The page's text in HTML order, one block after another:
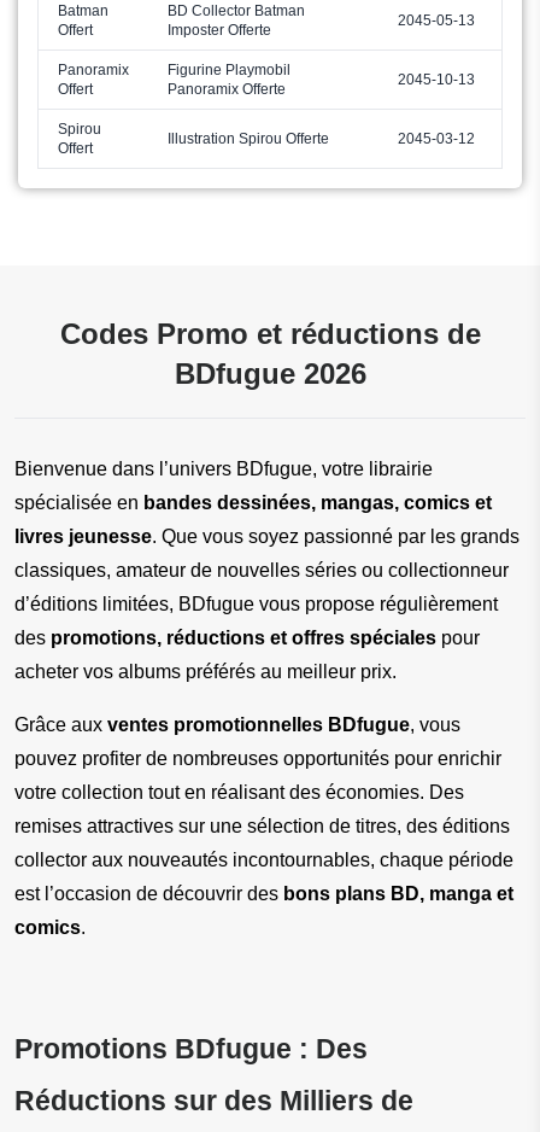
Batman
Offert
BD Collector Batman
Imposter Offerte
2045-05-13
Panoramix
Offert
Figurine Playmobil
Panoramix Offerte
2045-10-13
Spirou
Offert
Illustration Spirou Offerte 2045-03-12
Codes Promo et réductions de
BDfugue 2026
Bienvenue dans l’univers BDfugue, votre librairie
spécialisée en bandes dessinées, mangas, comics et
livres jeunesse. Que vous soyez passionné par les grands
classiques, amateur de nouvelles séries ou collectionneur
d’éditions limitées, BDfugue vous propose régulièrement
des promotions, réductions et offres spéciales pour
acheter vos albums préférés au meilleur prix.
Grâce aux ventes promotionnelles BDfugue, vous
pouvez profiter de nombreuses opportunités pour enrichir
votre collection tout en réalisant des économies. Des
remises attractives sur une sélection de titres, des éditions
collector aux nouveautés incontournables, chaque période
est l’occasion de découvrir des bons plans BD, manga et
comics.
Promotions BDfugue : Des
Réductions sur des Milliers de